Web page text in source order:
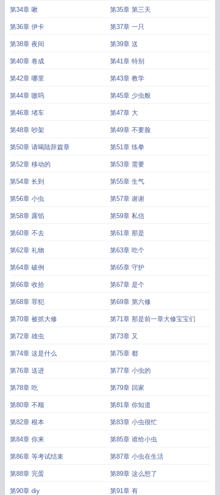
第34章 啾 第35章 第三天
第36章 伊卡 第37章 一只
第38章 夜间 第39章 送
第40章 卷成 第41章 特别
第42章 哪里 第43章 教学
第44章 嗷呜 第45章 少虫般
第46章 堵车 第47章 大
第48章 吵架 第49章 不要脸
第50章 请喝陆辞篇章 第51章 练拳
第52章 移动的 第53章 需要
第54章 长到 第55章 生气
第56章 小虫 第57章 谢谢
第58章 露馅 第59章 私信
第60章 不去 第61章 那是
第62章 礼物 第63章 吃个
第64章 破例 第65章 守护
第66章 收拾 第67章 是个
第68章 罪犯 第69章 第六修
第70章 被抓大修 第71章 那是前一章大修宝宝们
第72章 雄虫 第73章 又
第74章 这是什么 第75章 都
第76章 送进 第77章 小虫的
第78章 吃 第79章 回家
第80章 不顺 第81章 你知道
第82章 根本 第83章 小虫很忙
第84章 你来 第85章 谁给小虫
第86章 等考试结束 第87章 小虫在生活
第88章 完蛋 第89章 这么想了
第90章 diy 第91章 有